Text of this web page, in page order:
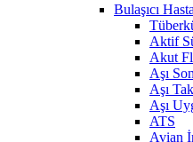
Bulaşıcı
Aktif
Akut
Aşı
Aşı
Aşı
ATS
Avian